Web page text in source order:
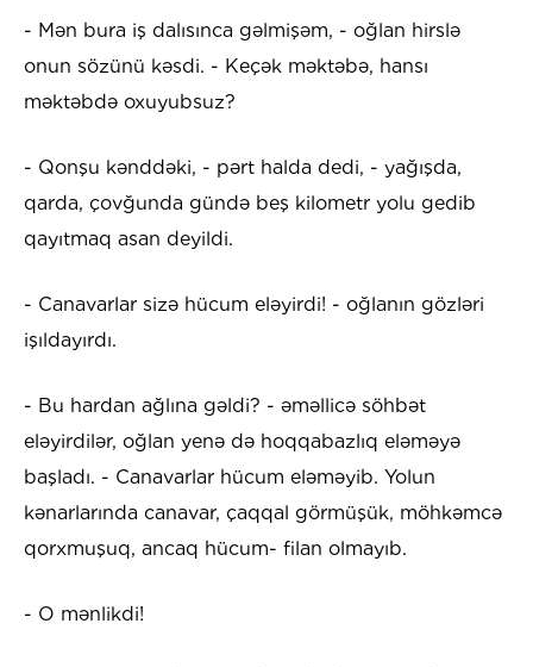
- Mən bura iş dalısınca gəlmişəm, - oğlan hirslə
onun sözünü kəsdi. - Keçək məktəbə, hansı
məktəbdə oxuyubsuz?
- Qonşu kənddəki, - pərt halda dedi, - yağışda,
qarda, çovğunda gündə beş kilometr yolu gedib
qayıtmaq asan deyildi.
- Canavarlar sizə hücum eləyirdi! - oğlanın gözləri
işıldayırdı.
- Bu hardan ağlına gəldi? - əməllicə söhbət
eləyirdilər, oğlan yenə də hoqqabazlıq eləməyə
başladı. - Canavarlar hücum eləməyib. Yolun
kənarlarında canavar, çaqqal görmüşük, möhkəmcə
qorxmuşuq, ancaq hücum- filan olmayıb.
- O mənlikdi!